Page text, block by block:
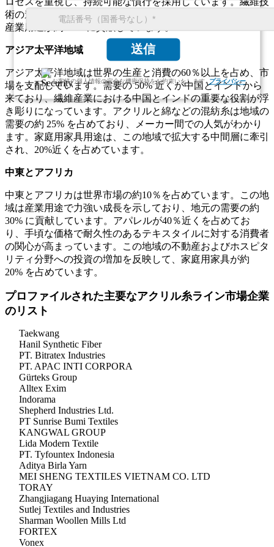
送信
お客様の個人情報の完全な機密保持をお約束いたします. プライバシー
術の進歩と革新的なソリューションへの需要の増加により、
産業用途が約 15% に貢献しています。
アジア太平洋地域
アジア太平洋地域は世界の生産と消費の60％以上を占め、市
場を支配しています。需要の 50% 近くが中国とインドから
来ており、繊維産業における中国とインドの重要な役割が浮
き彫りになっています。アクリルと綿などの混紡糸は地域の
需要の約 25% を占めており、メーカー間での人気がわかり
ます。家庭用家具用途は、この地域で拡大する中間層に牽引
され、20%近くを占めています。
中東とアフリカ
中東とアフリカは世界市場の約10％を占めています。この地
域は産業用途で力強い成長を示しており、地元の需要の約
30% に貢献しています。アパレルが40％近くを占めてお
り、手頃な価格で耐久性のあるテキスタイルに対する消費者
の関心が高まっています。この地域の不動産およびホスピタ
リティ分野への投資の増加を反映して、家庭用家具が約
20% を占めています。
プロファイルされた主要なアクリル糸ライン市場企業
のリスト
Taekwang
Hanil Synthetic Fiber
PT. Bitratex Industries
PT. APAC INTI CORPORA
Gürteks Group
Alltex Exim
Indorama
Shepherd Industries Ltd.
PT Sunrise Bumi Textiles
KANGWAL GROUP
Lida Modern Textile
PT. Tyfountex Indonesia
Aditya Birla Yarn
MEI SHENG TEXTILES VIETNAM CO. LTD
TORAY
Zhangjiagang Huaying International
Sutlej Textiles and Industries
Sharman Woollen Mills Ltd
FORTEX
Vonex